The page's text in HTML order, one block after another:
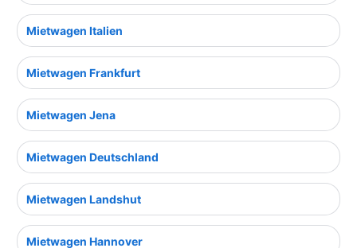
Mietwagen Italien
Mietwagen Frankfurt
Mietwagen Jena
Mietwagen Deutschland
Mietwagen Landshut
Mietwagen Hannover